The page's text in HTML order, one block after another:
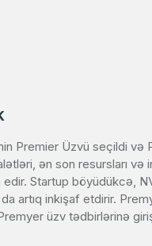
Premier Üzvü seçildi və
ən son resursları və
edir. Startup böyüdükcə,
artıq inkişaf etdirir.
üzv tədbirlərinə